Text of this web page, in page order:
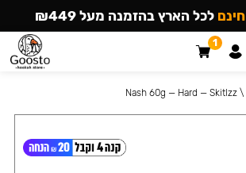
\
Nash 60g — Hard — Skitlzz
חינם לכל הארץ בהזמנה מעל ₪449
1